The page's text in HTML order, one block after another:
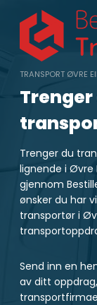
content
TRANSPORT ØVRE
Trenger du
lignende i Øvre
gjennom
ønsker du har
transportør i
Send inn en
av ditt